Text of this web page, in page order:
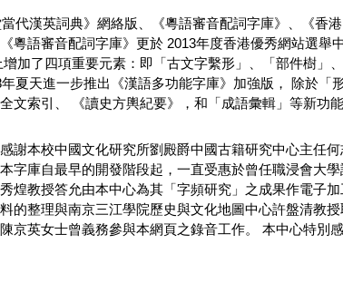
代漢英詞典》網絡版、《粵語審音配詞字庫》、《香
粵語審音配詞字庫》更於 2013年度香港優秀網站選舉
加了四項重要元素：即「古文字繫形」、「部件樹」
夏天進一步推出《漢語多功能字庫》加強版， 除於「
文索引、 《讀史方輿紀要》，和「成語彙輯」等新功
謝本校中國文化研究所劉殿爵中國古籍研究中心主任
字庫自最早的開發階段起，一直受惠於曾任職浸會大
煌教授答允由本中心為其「字頻研究」之成果作電子
的整理與南京三江學院歷史與文化地圖中心許盤清教
京英女士曾義務參與本網頁之錄音工作。 本中心特別